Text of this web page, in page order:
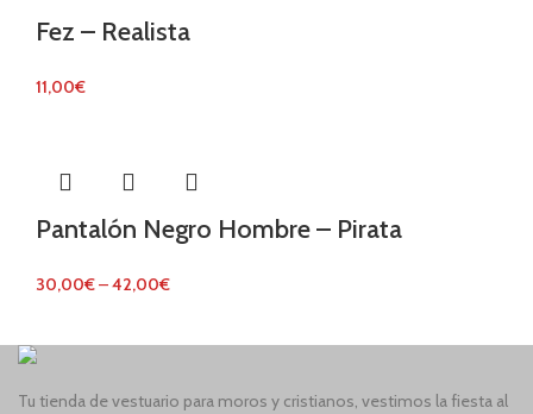
Fez – Realista
11,00€
Pantalón Negro Hombre – Pirata
30,00€–42,00€
Tu tienda de vestuario para moros y cristianos, vestimos la fiesta al